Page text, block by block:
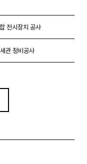
전시장치 공사
관 정비공사